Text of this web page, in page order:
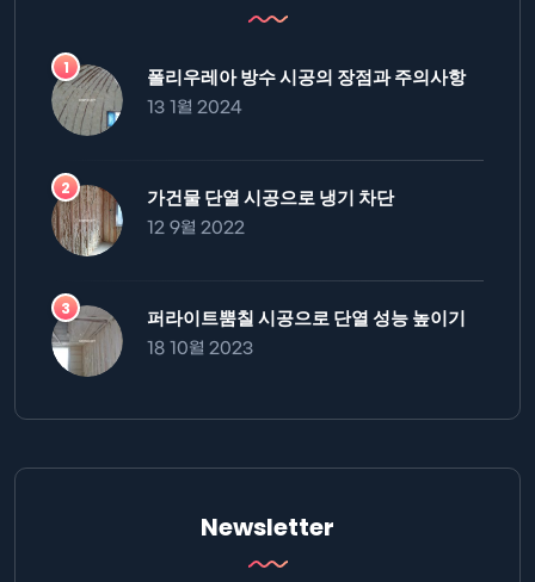
폴리우레아 방수 시공의 장점과 주의사항
13 1월 2024
가건물 단열 시공으로 냉기 차단
12 9월 2022
퍼라이트뿜칠 시공으로 단열 성능 높이기
18 10월 2023
Newsletter